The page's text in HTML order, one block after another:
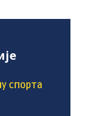
спорта